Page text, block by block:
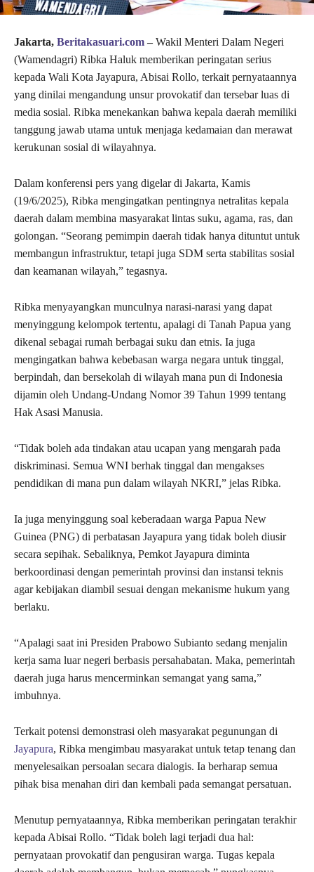
Jakarta, Beritakasuari.com–Wakil Menteri Dalam Negeri
(Wamendagri) Ribka Haluk memberikan peringatan serius
kepada Wali Kota Jayapura, Abisai Rollo, terkait pernyataannya
yang dinilai mengandung unsur provokatif dan tersebar luas di
media sosial. Ribka menekankan bahwa kepala daerah memiliki
tanggung jawab utama untuk menjaga kedamaian dan merawat
kerukunan sosial di wilayahnya.
Dalam konferensi pers yang digelar di Jakarta, Kamis
(19/6/2025), Ribka mengingatkan pentingnya netralitas kepala
daerah dalam membina masyarakat lintas suku, agama, ras, dan
golongan. “Seorang pemimpin daerah tidak hanya dituntut untuk
membangun infrastruktur, tetapi juga SDM serta stabilitas sosial
dan keamanan wilayah,” tegasnya.
Ribka menyayangkan munculnya narasi-narasi yang dapat
menyinggung kelompok tertentu, apalagi di Tanah Papua yang
dikenal sebagai rumah berbagai suku dan etnis. Ia juga
mengingatkan bahwa kebebasan warga negara untuk tinggal,
berpindah, dan bersekolah di wilayah mana pun di Indonesia
dijamin oleh Undang-Undang Nomor 39 Tahun 1999 tentang
Hak Asasi Manusia.
“Tidak boleh ada tindakan atau ucapan yang mengarah pada
diskriminasi. Semua WNI berhak tinggal dan mengakses
pendidikan di mana pun dalam wilayah NKRI,” jelas Ribka.
Ia juga menyinggung soal keberadaan warga Papua New
Guinea (PNG) di perbatasan Jayapura yang tidak boleh diusir
secara sepihak. Sebaliknya, Pemkot Jayapura diminta
berkoordinasi dengan pemerintah provinsi dan instansi teknis
agar kebijakan diambil sesuai dengan mekanisme hukum yang
berlaku.
“Apalagi saat ini Presiden Prabowo Subianto sedang menjalin
kerja sama luar negeri berbasis persahabatan. Maka, pemerintah
daerah juga harus mencerminkan semangat yang sama,”
imbuhnya.
Terkait potensi demonstrasi oleh masyarakat pegunungan di
Jayapura, Ribka mengimbau masyarakat untuk tetap tenang dan
menyelesaikan persoalan secara dialogis. Ia berharap semua
pihak bisa menahan diri dan kembali pada semangat persatuan.
Menutup pernyataannya, Ribka memberikan peringatan terakhir
kepada Abisai Rollo. “Tidak boleh lagi terjadi dua hal:
pernyataan provokatif dan pengusiran warga. Tugas kepala